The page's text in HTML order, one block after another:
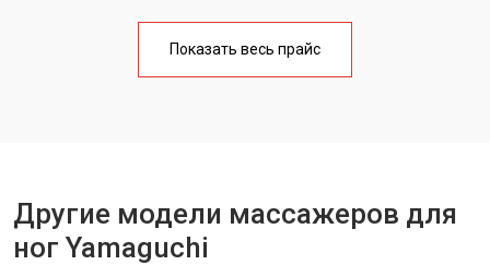
Показать весь прайс
Другие модели массажеров для
ног Yamaguchi